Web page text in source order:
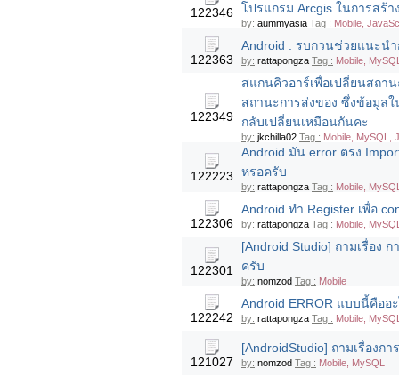
122346 โปรแกรม Arcgis ในการสร้า
by: aummyasia Tag : Mobile,
122363
Android : รบกวนช่วยแนะน
by: rattapongza Tag : Mobile,
122349
สแกนคิวอาร์เพื่อเปลี่ยนสถา
สถานะการส่งของ ซึ่งข้อมูลใ
กลับเปลี่ยนเหมือนกันคะ
by: jkchilla02 Tag : Mobile, MySQL,
122223
Android มัน error ตรง
หรอครับ
by: rattapongza Tag : Mobile,
122306
Android ทำ Register เพื่อ
by: rattapongza Tag : Mobile,
122301
[Android Studio] ถามเรื่อง
ครับ
by: nomzod Tag : Mobile
122242
Android ERROR แบบนี้คืออ
by: rattapongza Tag : Mobile,
121027
[AndroidStudio] ถามเรื่องก
by: nomzod Tag : Mobile, MySQL